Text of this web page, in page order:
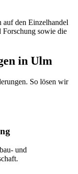
auf den Einzelhandel
Forschung sowie die
in Ulm
So lösen wir
und